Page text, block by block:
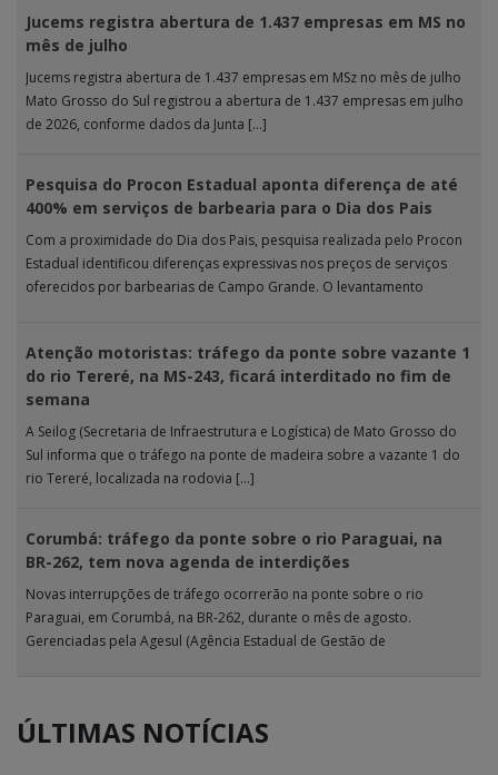
Jucems registra abertura de 1.437 empresas em MS no
mês de julho
Jucems registra abertura de 1.437 empresas em MSz no mês de julho
Mato Grosso do Sul registrou a abertura de 1.437 empresas em julho
de 2026, conforme dados da Junta […]
Pesquisa do Procon Estadual aponta diferença de até
400% em serviços de barbearia para o Dia dos Pais
Com a proximidade do Dia dos Pais, pesquisa realizada pelo Procon
Estadual identificou diferenças expressivas nos preços de serviços
oferecidos por barbearias de Campo Grande. O levantamento
Atenção motoristas: tráfego da ponte sobre vazante 1
do rio Tereré, na MS-243, ficará interditado no fim de
semana
A Seilog (Secretaria de Infraestrutura e Logística) de Mato Grosso do
Sul informa que o tráfego na ponte de madeira sobre a vazante 1 do
rio Tereré, localizada na rodovia […]
Corumbá: tráfego da ponte sobre o rio Paraguai, na
BR-262, tem nova agenda de interdições
Novas interrupções de tráfego ocorrerão na ponte sobre o rio
Paraguai, em Corumbá, na BR-262, durante o mês de agosto.
Gerenciadas pela Agesul (Agência Estadual de Gestão de
ÚLTIMAS NOTÍCIAS